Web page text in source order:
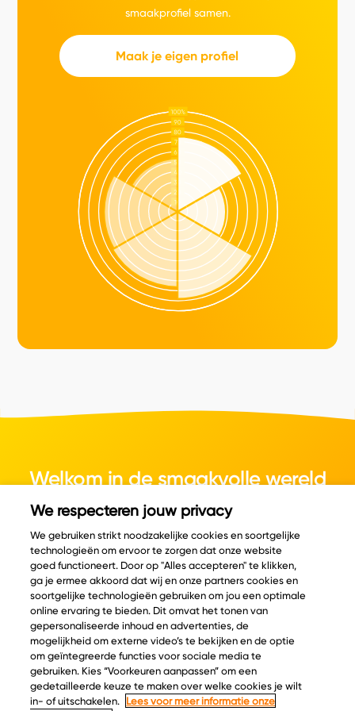
smaakprofiel samen.
Maak je eigen profiel
Welkom in de smaakvolle wereld
van kaas.
© Copyright 2026 Velder
Inspiratie
Kaascatalogus
Recepten
Kaasplankjes
Informatie
Over ons
Ontdek
Keurmerken
We respecteren jouw privacy
We gebruiken strikt noodzakelijke cookies en soortgelijke
technologieën om ervoor te zorgen dat onze website
goed functioneert. Door op "Alles accepteren" te klikken,
ga je ermee akkoord dat wij en onze partners cookies en
soortgelijke technologieën gebruiken om jou een optimale
online ervaring te bieden. Dit omvat het tonen van
gepersonaliseerde inhoud en advertenties, de
mogelijkheid om externe video’s te bekijken en de optie
om geïntegreerde functies voor sociale media te
gebruiken. Kies “Voorkeuren aanpassen” om een
gedetailleerde keuze te maken over welke cookies je wilt
in- of uitschakelen.
Lees voor meer informatie onze